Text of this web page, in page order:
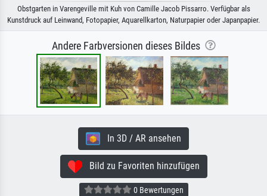
Obstgarten in Varengeville mit Kuh von Camille Jacob Pissarro. Verfügbar als
Kunstdruck auf Leinwand, Fotopapier, Aquarellkarton, Naturpapier oder Japanpapier.
Andere Farbversionen dieses Bildes
In 3D / AR ansehen
Bild zu Favoriten hinzufügen
0 Bewertungen